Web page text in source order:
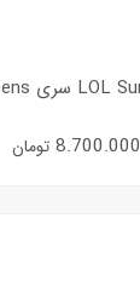
8.700.000 تومان